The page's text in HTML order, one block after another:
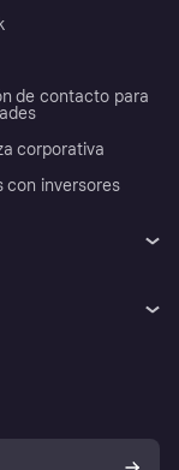
de contacto para
corporativa
con inversores